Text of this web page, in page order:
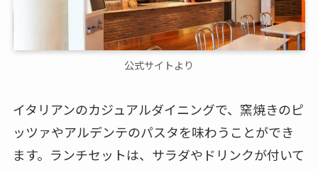
公式サイトより
イタリアンのカジュアルダイニングで、窯焼きのピ
ッツァやアルデンテのパスタを味わうことができ
ます。ランチセットは、サラダやドリンクが付いて